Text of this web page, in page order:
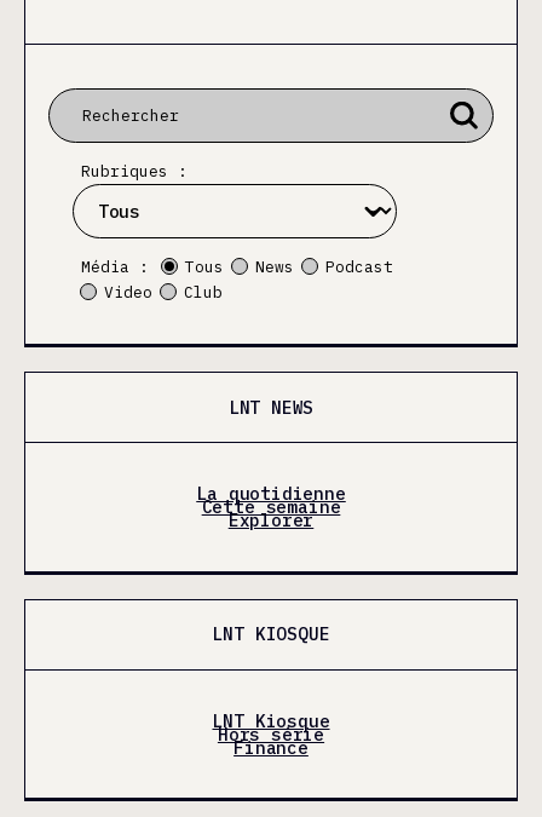
Rubriques :
Média : Tous News
Podcast
Video
Club
LNT NEWS
La quotidienne
Cette semaine
Explorer
LNT KIOSQUE
LNT Kiosque
Hors série
Finance